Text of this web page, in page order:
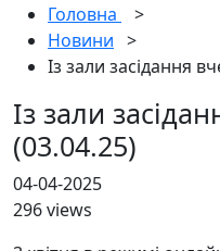
Головна
>
Новини >
Із зали засідання
Із зали
(03.04.25)
04-04-2025
296 views